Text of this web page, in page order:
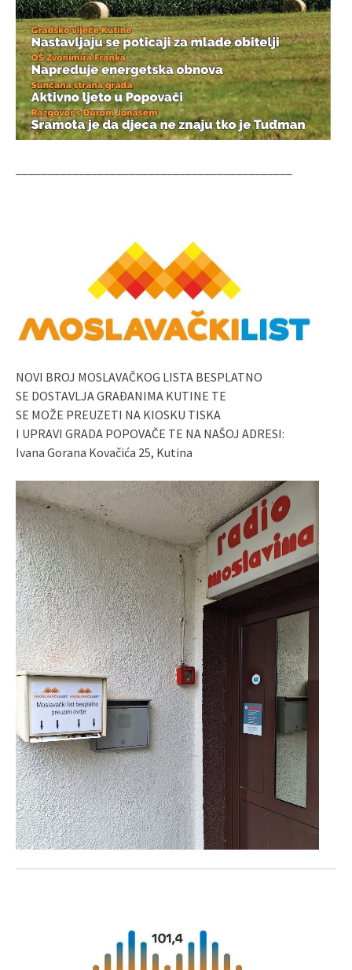
NOVI BROJ MOSLAVAČKOG LISTA BESPLATNO
SE DOSTAVLJA GRAĐANIMA KUTINE TE
SE MOŽE PREUZETI NA KIOSKU TISKA
I UPRAVI GRADA POPOVAČE TE NA NAŠOJ ADRESI:
Ivana Gorana Kovačića 25, Kutina